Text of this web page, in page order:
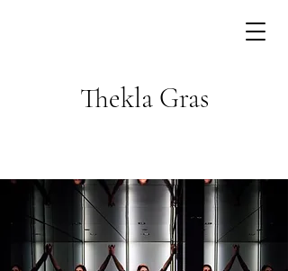
Thekla Gras